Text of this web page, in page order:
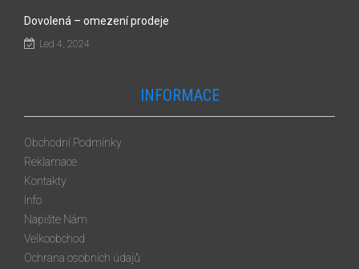
Dovolená – omezení prodeje
Led 4, 2024
INFORMACE
Obchodní Podmínky
Reklamace
Kontakty
Info
Napište Nám
Velkoobchod
Ochrana osobních údajů